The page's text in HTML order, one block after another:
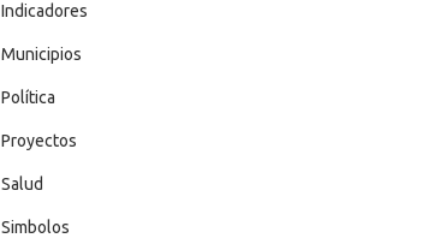
Indicadores
Municipios
Política
Proyectos
Salud
Simbolos